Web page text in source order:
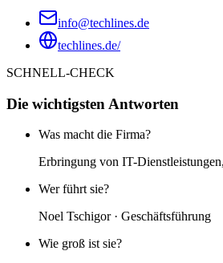
info@techlines.de
techlines.de/
SCHNELL-CHECK
Die wichtigsten Antworten
Was macht die Firma?
Erbringung von IT-
Wer führt sie?
Noel Tschigor · Geschäftsführung
Wie groß ist sie?